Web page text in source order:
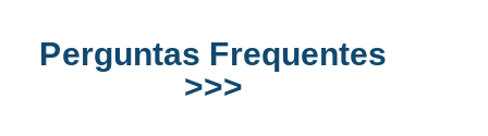
Perguntas Frequentes
>>>